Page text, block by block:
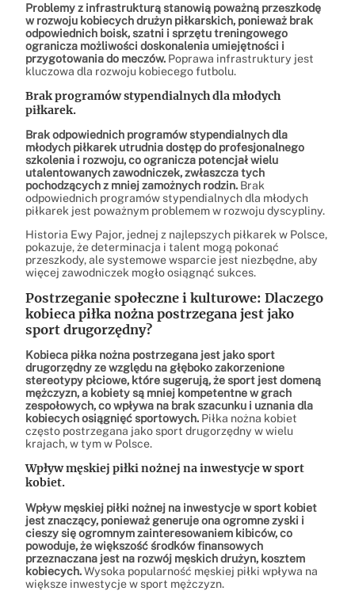
Problemy z infrastrukturą stanowią poważną przeszkodę
w rozwoju kobiecych drużyn piłkarskich, ponieważ brak
odpowiednich boisk, szatni i sprzętu treningowego
ogranicza możliwości doskonalenia umiejętności i
przygotowania do meczów. Poprawa infrastruktury jest
kluczowa dla rozwoju kobiecego futbolu.
Brak programów stypendialnych dla młodych
piłkarek.
Brak odpowiednich programów stypendialnych dla
młodych piłkarek utrudnia dostęp do profesjonalnego
szkolenia i rozwoju, co ogranicza potencjał wielu
utalentowanych zawodniczek, zwłaszcza tych
pochodzących z mniej zamożnych rodzin. Brak
odpowiednich programów stypendialnych dla młodych
piłkarek jest poważnym problemem w rozwoju dyscypliny.
Historia Ewy Pajor, jednej z najlepszych piłkarek w Polsce,
pokazuje, że determinacja i talent mogą pokonać
przeszkody, ale systemowe wsparcie jest niezbędne, aby
więcej zawodniczek mogło osiągnąć sukces.
Postrzeganie społeczne i kulturowe: Dlaczego
kobieca piłka nożna postrzegana jest jako
sport drugorzędny?
Kobieca piłka nożna postrzegana jest jako sport
drugorzędny ze względu na głęboko zakorzenione
stereotypy płciowe, które sugerują, że sport jest domeną
mężczyzn, a kobiety są mniej kompetentne w grach
zespołowych, co wpływa na brak szacunku i uznania dla
kobiecych osiągnięć sportowych. Piłka nożna kobiet
często postrzegana jako sport drugorzędny w wielu
krajach, w tym w Polsce.
Wpływ męskiej piłki nożnej na inwestycje w sport
kobiet.
Wpływ męskiej piłki nożnej na inwestycje w sport kobiet
jest znaczący, ponieważ generuje ona ogromne zyski i
cieszy się ogromnym zainteresowaniem kibiców, co
powoduje, że większość środków finansowych
przeznaczana jest na rozwój męskich drużyn, kosztem
kobiecych.Wysoka popularność męskiej piłki wpływa na
większe inwestycje w sport mężczyzn.